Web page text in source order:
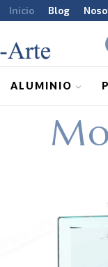
Inicio Blog
ALUMINIO